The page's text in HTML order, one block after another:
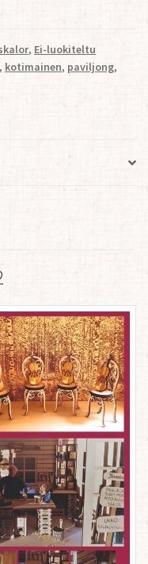
, Ei-luokiteltu
, kotimainen, paviljong,